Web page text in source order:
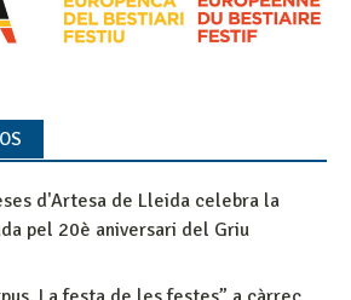
d'Artesa de Lleida celebra la
pel 20è aniversari del Griu